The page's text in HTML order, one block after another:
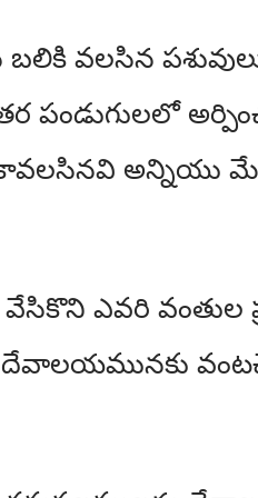
వలసిన
అన్నియు
ఎవరి వంతుల
దేవాలయమునకు